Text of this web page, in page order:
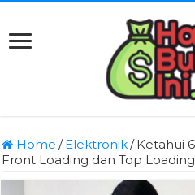
Home /Elektronik/Ketahui
Front Loading dan Top Loading